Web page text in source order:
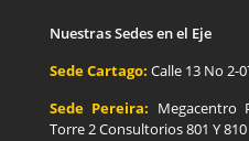
Nuestras Sedes en el Eje
Sede Cartago: Calle 13 No 2-
Sede Pereira: Megacentro
Torre 2 Consultorios 801 Y 810